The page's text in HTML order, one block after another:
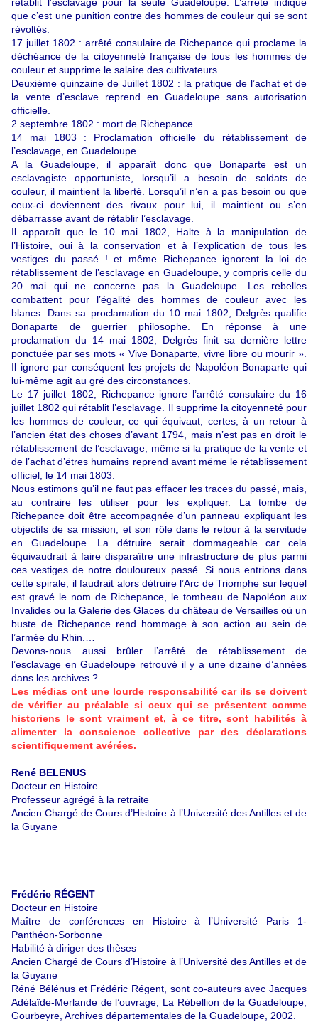
que c’est une punition contre des hommes de couleur qui se sont
révoltés.
17 juillet 1802 : arrêté consulaire de Richepance qui proclame la
déchéance de la citoyenneté française de tous les hommes de
couleur et supprime le salaire des cultivateurs.
Deuxième quinzaine de Juillet 1802 : la pratique de l’achat et de
la vente d’esclave reprend en Guadeloupe sans autorisation
officielle.
2 septembre 1802 : mort de Richepance.
14 mai 1803 : Proclamation officielle du rétablissement de
l’esclavage, en Guadeloupe.
A la Guadeloupe, il apparaît donc que Bonaparte est un
esclavagiste opportuniste, lorsqu’il a besoin de soldats de
couleur, il maintient la liberté. Lorsqu’il n’en a pas besoin ou que
ceux-ci deviennent des rivaux pour lui, il maintient ou s’en
débarrasse avant de rétablir l’esclavage.
Il apparaît que le 10 mai 1802, Halte à la manipulation de
l’Histoire, oui à la conservation et à l’explication de tous les
vestiges du passé ! et même Richepance ignorent la loi de
rétablissement de l’esclavage en Guadeloupe, y compris celle du
20 mai qui ne concerne pas la Guadeloupe. Les rebelles
combattent pour l’égalité des hommes de couleur avec les
blancs. Dans sa proclamation du 10 mai 1802, Delgrès qualifie
Bonaparte de guerrier philosophe. En réponse à une
proclamation du 14 mai 1802, Delgrès finit sa dernière lettre
ponctuée par ses mots « Vive Bonaparte, vivre libre ou mourir ».
Il ignore par conséquent les projets de Napoléon Bonaparte qui
lui-même agit au gré des circonstances.
Le 17 juillet 1802, Richepance ignore l’arrêté consulaire du 16
juillet 1802 qui rétablit l’esclavage. Il supprime la citoyenneté pour
les hommes de couleur, ce qui équivaut, certes, à un retour à
l’ancien état des choses d’avant 1794, mais n’est pas en droit le
rétablissement de l’esclavage, même si la pratique de la vente et
de l’achat d’ëtres humains reprend avant mëme le rétablissement
officiel, le 14 mai 1803.
Nous estimons qu’il ne faut pas effacer les traces du passé, mais,
au contraire les utiliser pour les expliquer. La tombe de
Richepance doit être accompagnée d’un panneau expliquant les
objectifs de sa mission, et son rôle dans le retour à la servitude
en Guadeloupe. La détruire serait dommageable car cela
équivaudrait à faire disparaître une infrastructure de plus parmi
ces vestiges de notre douloureux passé. Si nous entrions dans
cette spirale, il faudrait alors détruire l’Arc de Triomphe sur lequel
est gravé le nom de Richepance, le tombeau de Napoléon aux
Invalides ou la Galerie des Glaces du château de Versailles où un
buste de Richepance rend hommage à son action au sein de
l’armée du Rhin.…
Devons-nous aussi brûler l’arrêté de rétablissement de
l’esclavage en Guadeloupe retrouvé il y a une dizaine d’années
dans les archives ?
Les médias ont une lourde responsabilité car ils se doivent
de vérifier au préalable si ceux qui se présentent comme
historiens le sont vraiment et, à ce titre, sont habilités à
alimenter la conscience collective par des déclarations
scientifiquement avérées.
René BELENUS
Docteur en Histoire
Professeur agrégé à la retraite
Ancien Chargé de Cours d’Histoire à l’Université des Antilles et de
la Guyane
Frédéric RÉGENT
Docteur en Histoire
Maître de conférences en Histoire à l’Université Paris 1-
Panthéon-Sorbonne
Habilité à diriger des thèses
Ancien Chargé de Cours d’Histoire à l’Université des Antilles et de
la Guyane
Réné Bélénus et Frédéric Régent, sont co-auteurs avec Jacques
Adélaïde-Merlande de l’ouvrage, La Rébellion de la Guadeloupe,
Gourbeyre, Archives départementales de la Guadeloupe, 2002.